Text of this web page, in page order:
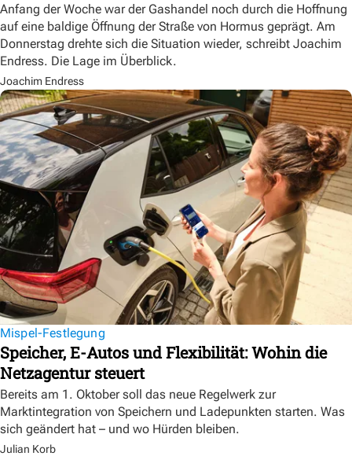
Anfang der Woche war der Gashandel noch durch die Hoffnung
auf eine baldige Öffnung der Straße von Hormus geprägt. Am
Donnerstag drehte sich die Situation wieder, schreibt Joachim
Endress. Die Lage im Überblick.
Joachim Endress
Mispel-Festlegung
Speicher, E-Autos und Flexibilität: Wohin die
Netzagentur steuert
Bereits am 1. Oktober soll das neue Regelwerk zur
Marktintegration von Speichern und Ladepunkten starten. Was
sich geändert hat – und wo Hürden bleiben.
Julian Korb